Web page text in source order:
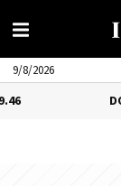
9/8/2026